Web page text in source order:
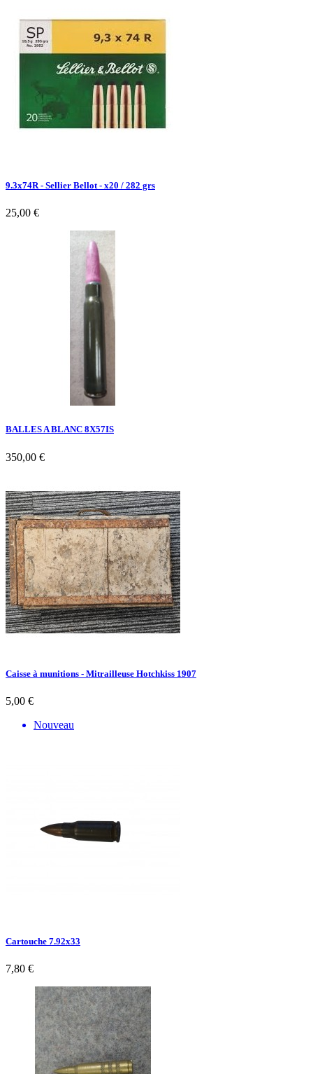
9.3x74R - Sellier Bellot - x20 / 282 grs
25,00 €
BALLES A BLANC 8X57IS
350,00 €
Caisse à munitions - Mitrailleuse Hotchkiss 1907
5,00 €
Nouveau
Cartouche 7.92x33
7,80 €